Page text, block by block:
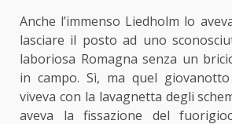
Anche l’immenso Liedholm lo
lasciare il posto ad uno
laboriosa Romagna senza un
in campo. Sì, ma quel
viveva con la lavagnetta degli
aveva la fissazione del